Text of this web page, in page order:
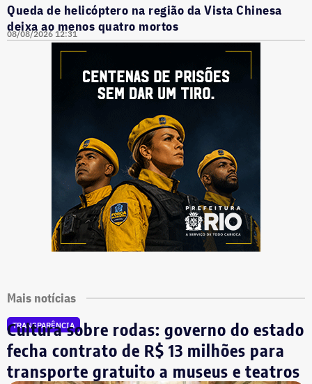
Queda de helicóptero na região da Vista Chinesa
deixa ao menos quatro mortos
08/08/2026 12:31
Mais notícias
TRANSPARÊNCIA
Cultura sobre rodas: governo do estado
fecha contrato de R$ 13 milhões para
transporte gratuito a museus e teatros